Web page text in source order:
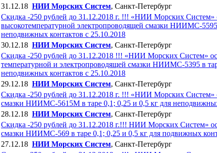
31.12.18 НИИ Морских Систем, Санкт-Петербург
Скидка -250 рублей до 31.12.2018 г. !!! «НИИ Морских Систем»
высокотемпературной электропроводящей смазки НИИМС-5595
неподвижных контактов с 25.10.2018
30.12.18 НИИ Морских Систем, Санкт-Петербург
Скидка -250 рублей до 31.12.2018 !!! «НИИ Морских Систем»
температурной и электропроводящей смазки НИИМС-5395 в
неподвижных контактов с 25.10.2018
29.12.18 НИИ Морских Систем, Санкт-Петербург
Скидка -250 рублей до 31.12.2018 г. !!! «НИИ Морских Систем»
смазки НИИМС-5615М в таре 0,1; 0,25 и 0,5 кг для
28.12.18 НИИ Морских Систем, Санкт-Петербург
Скидка -250 рублей до 31.12.2018 г.!!! НИИ Морских Систем»
смазки НИИМС-569 в таре 0,1; 0,25 и 0,5 кг для подвижных
27.12.18 НИИ Морских Систем, Санкт-Петербург